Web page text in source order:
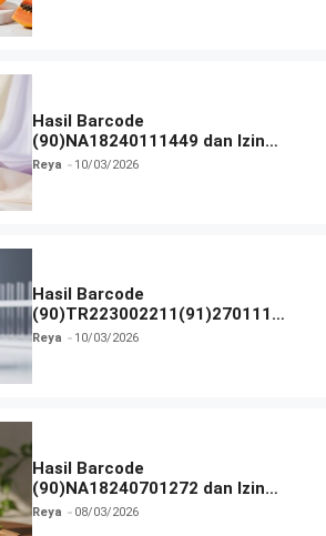
Hasil Barcode
(90)NA18240111449 dan Izin
BPOM
Reya 10/03/2026
Hasil Barcode
(90)TR223002211(91)270111
dan Izin BPOM
Reya 10/03/2026
Hasil Barcode
(90)NA18240701272 dan Izin
BPOM
Reya 08/03/2026